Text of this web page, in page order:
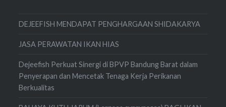
DEJEEFISH MENDAPAT PENGHARGAAN SHIDAKARYA
JASA PERAWATAN IKAN HIAS
Dejeefish Perkuat Sinergi di BPVP Bandung Barat dalam
Penyerapan dan Mencetak Tenaga Kerja Perikanan
Berkualitas